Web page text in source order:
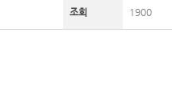
조회 1900